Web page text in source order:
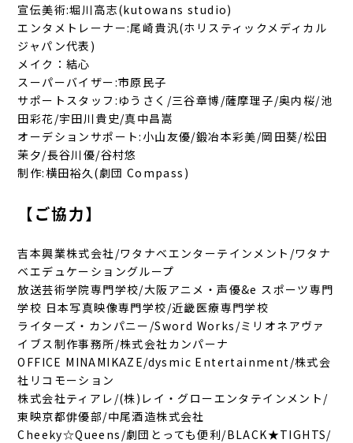
宣伝美術:堀川高志(kutowans studio)
エンタメトレーナー:尾崎貴汎(ホリスティックメディカル
ジャパン代表)
メイク：結心
スーパーバイザー:市原民子
サポートスタッフ:ゆうさく/三谷章博/薩摩理子/奥内桜/池
田彩花/宇田川貴史/真中昌嵩
オーデションサポート:小山友優/鍛冶本彩美/岡田葵/松田
茉夕/長谷川優/谷村悠
制作:横田裕久(劇団 Compass)
【ご協力】
吉本興業株式会社/ワタナベエンターテインメント/ワタナ
ベエデュケーショングループ
放送芸術学院専門学校/大阪アニメ・声優&e スポーツ専門
学校 日本写真映像専門学校/近畿医療専門学校
ライターズ・カンパニー/Sword Works/ミリオネアヴァ
イブス制作事務所/株式会社カンパーナ
OFFICE MINAMIKAZE/dysmic Entertainment/株式会
社リコモーション
株式会社ティアレ/(株)レイ・グローエンタテインメント/
東映京都俳優部/中尾酒造株式会社
Cheeky☆Queens/劇団とっても便利/BLACK★TIGHTS/